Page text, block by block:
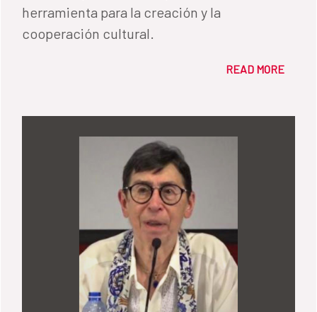
herramienta para la creación y la
cooperación cultural.
READ MORE